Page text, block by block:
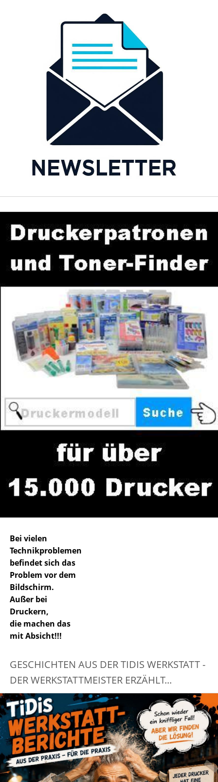
Bei vielen
Technikproblemen
befindet sich das
Problem vor dem
Bildschirm.
Außer bei
Druckern,
die machen das
mit Absicht!!!
GESCHICHTEN AUS DER TIDIS WERKSTATT -
DER WERKSTATTMEISTER ERZÄHLT...